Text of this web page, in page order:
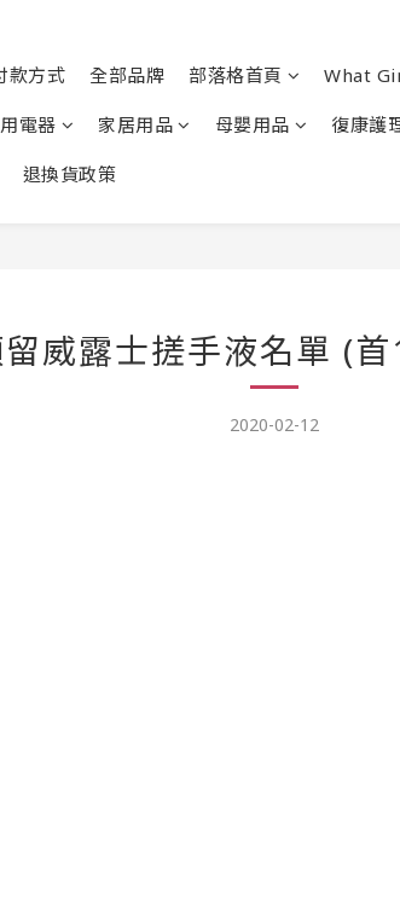
款方式 全部品牌 部落格首頁 What
電器 家居用品 母嬰用品 復康護
退換貨政策
威露士搓手液名單 (
2020-02-12